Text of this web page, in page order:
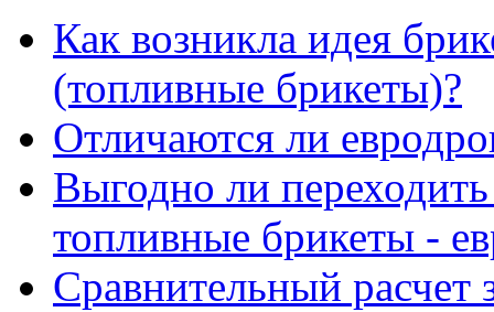
Как возникла идея
(топливные брикеты)?
Отличаются ли
Выгодно ли
топливные брикеты -
Сравнительный расчет